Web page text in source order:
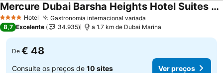
4 EstrelasHotel Gastronomia internacional variada
Mercure Dubai Barsha Heights Hotel Suites And Apartments
8,7 Excelente 34.935 a 1.7 km de Dubai Marina
De € 48
Consulte os preços de 10 sites Ver preços